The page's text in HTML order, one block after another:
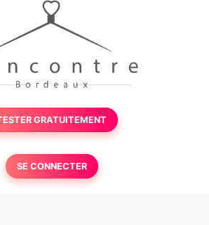
GRATUITEMENT
SE CONNECTER